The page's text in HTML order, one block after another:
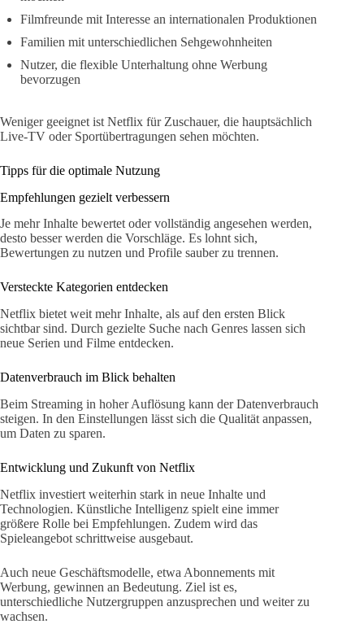
Filmfreunde mit Interesse an internationalen Produktionen
Familien mit unterschiedlichen Sehgewohnheiten
Nutzer, die flexible Unterhaltung ohne Werbung
bevorzugen
Weniger geeignet ist Netflix für Zuschauer, die hauptsächlich
Live-TV oder Sportübertragungen sehen möchten.
Tipps für die optimale Nutzung
Empfehlungen gezielt verbessern
Je mehr Inhalte bewertet oder vollständig angesehen werden,
desto besser werden die Vorschläge. Es lohnt sich,
Bewertungen zu nutzen und Profile sauber zu trennen.
Versteckte Kategorien entdecken
Netflix bietet weit mehr Inhalte, als auf den ersten Blick
sichtbar sind. Durch gezielte Suche nach Genres lassen sich
neue Serien und Filme entdecken.
Datenverbrauch im Blick behalten
Beim Streaming in hoher Auflösung kann der Datenverbrauch
steigen. In den Einstellungen lässt sich die Qualität anpassen,
um Daten zu sparen.
Entwicklung und Zukunft von Netflix
Netflix investiert weiterhin stark in neue Inhalte und
Technologien. Künstliche Intelligenz spielt eine immer
größere Rolle bei Empfehlungen. Zudem wird das
Spieleangebot schrittweise ausgebaut.
Auch neue Geschäftsmodelle, etwa Abonnements mit
Werbung, gewinnen an Bedeutung. Ziel ist es,
unterschiedliche Nutzergruppen anzusprechen und weiter zu
wachsen.